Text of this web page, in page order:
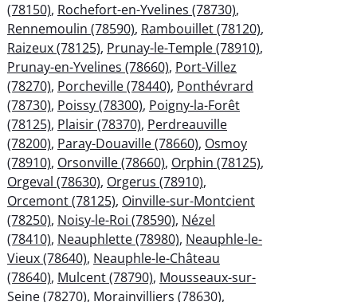
(78150), Rochefort-en-Yvelines (78730),
Rennemoulin (78590), Rambouillet (78120),
Raizeux (78125), Prunay-le-Temple (78910),
Prunay-en-Yvelines (78660), Port-Villez
(78270), Porcheville (78440), Ponthévrard
(78730), Poissy (78300), Poigny-la-Forêt
(78125), Plaisir (78370), Perdreauville
(78200), Paray-Douaville (78660), Osmoy
(78910), Orsonville (78660), Orphin (78125),
Orgeval (78630), Orgerus (78910),
Orcemont (78125), Oinville-sur-Montcient
(78250), Noisy-le-Roi (78590), Nézel
(78410), Neauphlette (78980), Neauphle-le-
Vieux (78640), Neauphle-le-Château
(78640), Mulcent (78790), Mousseaux-sur-
Seine (78270), Morainvilliers (78630),